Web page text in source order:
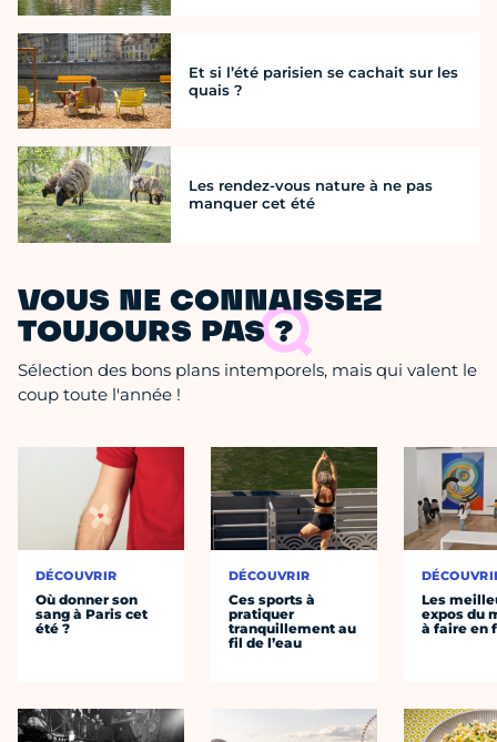
Et si l’été parisien se cachait sur les
quais ?
Les rendez-vous nature à ne pas
manquer cet été
VOUS NE CONNAISSEZ
TOUJOURS PAS ?
Sélection des bons plans intemporels, mais qui valent le
coup toute l'année !
DÉCOUVRIR
Où donner son
sang à Paris cet
été ?
DÉCOUVRIR
Ces sports à
pratiquer
tranquillement au
fil de l’eau
Les
expos du
à faire en